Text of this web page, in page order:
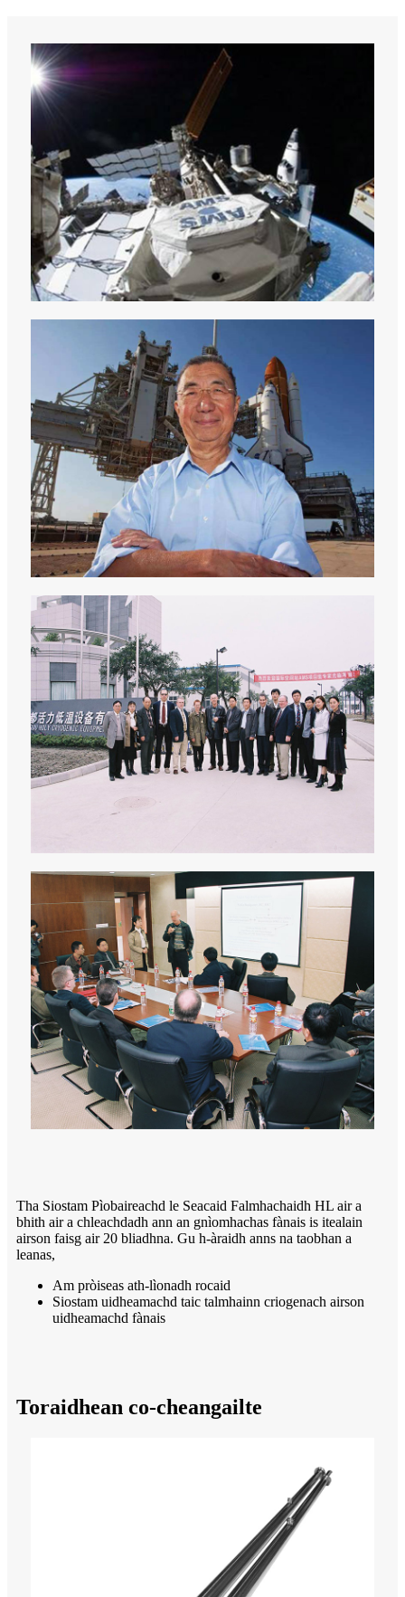
Tha Siostam Pìobaireachd le Seacaid Falmhachaidh HL air a
bhith air a chleachdadh ann an gnìomhachas fànais is itealain
airson faisg air 20 bliadhna. Gu h-àraidh anns na taobhan a
leanas,
Am pròiseas ath-lìonadh rocaid
Siostam uidheamachd taic talmhainn criogenach airson
uidheamachd fànais
Toraidhean co-cheangailte